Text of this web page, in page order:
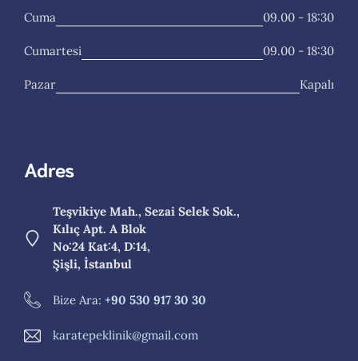
Cuma 09.00 - 18:30
Cumartesi 09.00 - 18:30
Pazar Kapalı
Adres
Teşvikiye Mah., Sezai Selek Sok.,
Kılıç Apt. A Blok
No:24 Kat:4, D:14,
Şişli, İstanbul
Bize Ara: +90 530 917 30 30
karatepeklinik@gmail.com